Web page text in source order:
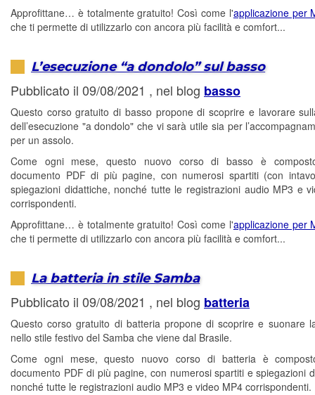
Approfittane… è totalmente gratuito! Così come l'applicazione per
che ti permette di utilizzarlo con ancora più facilità e comfort...
L’esecuzione “a dondolo” sul basso
Pubblicato il 09/08/2021 , nel blog basso
Questo corso gratuito di basso propone di scoprire e lavorare
dell’esecuzione "a dondolo" che vi sarà utile sia per
per un assolo.
Come ogni mese, questo nuovo corso di basso è
documento PDF di più pagine, con numerosi spartiti (con
spiegazioni didattiche, nonché tutte le registrazioni audio MP3 e
corrispondenti.
Approfittane… è totalmente gratuito! Così come l'applicazione per
che ti permette di utilizzarlo con ancora più facilità e comfort...
La batteria in stile Samba
Pubblicato il 09/08/2021 , nel blog batteria
Questo corso gratuito di batteria propone di scoprire e suonare
nello stile festivo del Samba che viene dal Brasile.
Come ogni mese, questo nuovo corso di batteria è
documento PDF di più pagine, con numerosi spartiti e spiegazioni
nonché tutte le registrazioni audio MP3 e video MP4 corrispondenti.